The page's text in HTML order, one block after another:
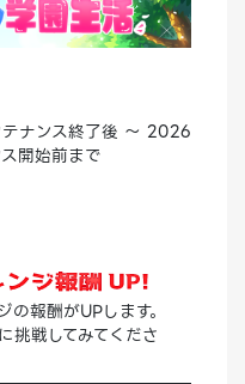
ナンス終了後 ～ 2026
開始前まで
報酬がUPします。
挑戦してみてくださ